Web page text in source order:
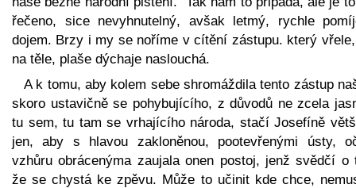
řečeno, sice nevyhnutelný, avšak letmý, rychle
dojem. Brzy i my se noříme v cítění zástupu. který
na těle, plaše dýchaje naslouchá.
A k tomu, aby kolem sebe shromáždila tento zástup
skoro ustavičně se pohybujícího, z důvodů ne zcela
tu sem, tu tam se vrhajícího národa, stačí Josefíně
jen, aby s hlavou zakloněnou, pootevřenými ústy,
vzhůru obrácenýma zaujala onen postoj, jenž svědčí o
že se chystá ke zpěvu. Může to učinit kde chce,